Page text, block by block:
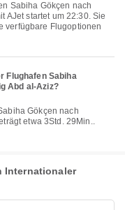
AJet startet um 22:30. Sie
verfügbare Flugoptionen
Flughafen Sabiha
Abd al-Aziz?
etwa 3Std. 29Min..
Internationaler